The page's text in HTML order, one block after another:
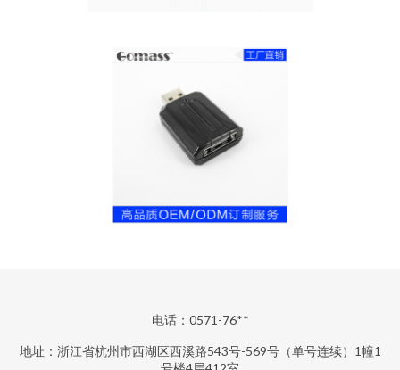
电话：0571-76**
地址：浙江省杭州市西湖区西溪路543号-569号（单号连续）1幢1